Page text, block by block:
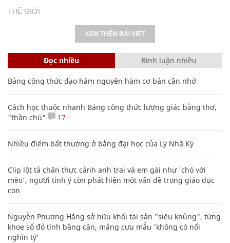
THẾ GIỚI
XEM THÊM BÀI VIẾT
Đọc nhiều Bình luận nhiều
Bảng công thức đạo hàm nguyên hàm cơ bản cần nhớ
Cách học thuộc nhanh Bảng công thức lượng giác bằng thơ,
"thần chú"
17
Nhiều điểm bất thường ở bằng đại học của Lý Nhã Kỳ
Clip lột tả chân thực cảnh anh trai và em gái như 'chó với
mèo', người tinh ý còn phát hiện một vấn đề trong giáo dục
con
Nguyễn Phương Hằng sở hữu khối tài sản "siêu khủng", từng
khoe sổ đỏ tính bằng cân, mắng cựu mẫu 'không có nổi
nghìn tỷ'